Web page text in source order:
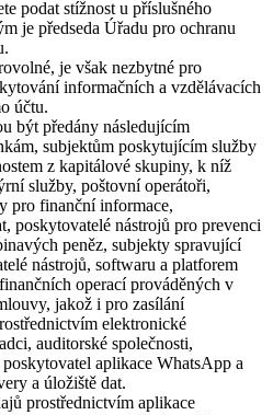
podat stížnost u příslušného
je předseda Úřadu pro ochranu
je však nezbytné pro
informačních a vzdělávacích
účtu.
být předány následujícím
subjektům poskytujícím služby
z kapitálové skupiny, k níž
služby, poštovní operátoři,
pro finanční informace,
poskytovatelé nástrojů pro prevenci
peněz, subjekty spravující
nástrojů, softwaru a platforem
operací prováděných v
jakož i pro zasílání
elektronické
auditorské společnosti,
aplikace WhatsApp a
a úložiště dat.
prostřednictvím aplikace